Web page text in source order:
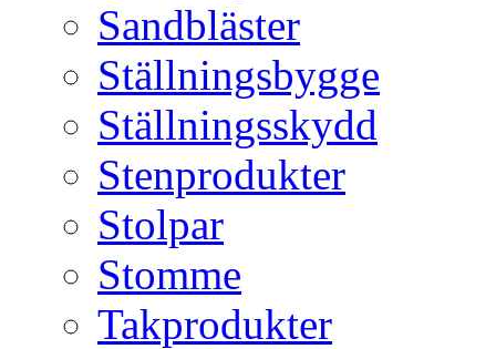
Sandbläster
Ställningsbygge
Ställningsskydd
Stenprodukter
Stolpar
Stomme
Takprodukter